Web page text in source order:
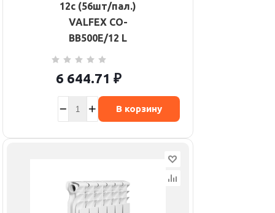
12с (56шт/пал.)
VALFEX CO-
BB500E/12 L
6 644.71 ₽
В корзину